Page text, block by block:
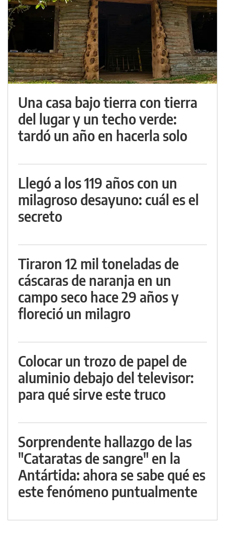
Una casa bajo tierra con tierra
del lugar y un techo verde:
tardó un año en hacerla solo
Llegó a los 119 años con un
milagroso desayuno: cuál es el
secreto
Tiraron 12 mil toneladas de
cáscaras de naranja en un
campo seco hace 29 años y
floreció un milagro
Colocar un trozo de papel de
aluminio debajo del televisor:
para qué sirve este truco
Sorprendente hallazgo de las
"Cataratas de sangre" en la
Antártida: ahora se sabe qué es
este fenómeno puntualmente